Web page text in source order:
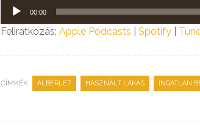
Audió
lejátszó
00:00
Feliratkozás: Apple Podcasts Spotify
CÍMKÉK: ALBÉRLET , HASZNÁLT LAKÁS , INGATLAN